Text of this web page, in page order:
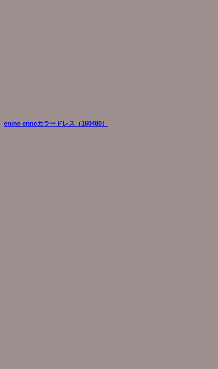
enine enneカラードレス（160480）